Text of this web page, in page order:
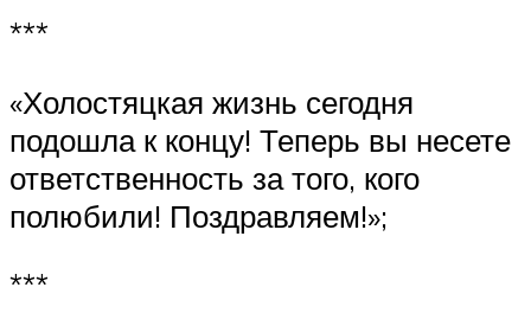
***
«Холостяцкая жизнь сегодня
подошла к концу! Теперь вы несете
ответственность за того, кого
полюбили! Поздравляем!»;
***